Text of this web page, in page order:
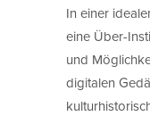
In einer
eine Über-
und
digitalen